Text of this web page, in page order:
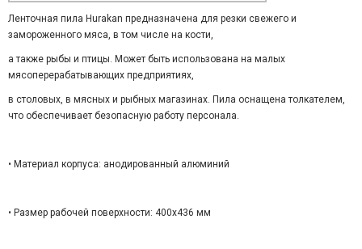
Ленточная пила Hurakan предназначена для резки свежего и
замороженного мяса, в том числе на кости,
а также рыбы и птицы. Может быть использована на малых
мясоперерабатывающих предприятиях,
в столовых, в мясных и рыбных магазинах. Пила оснащена толкателем,
что обеспечивает безопасную работу персонала.
• Материал корпуса: анодированный алюминий
• Размер рабочей поверхности: 400х436 мм